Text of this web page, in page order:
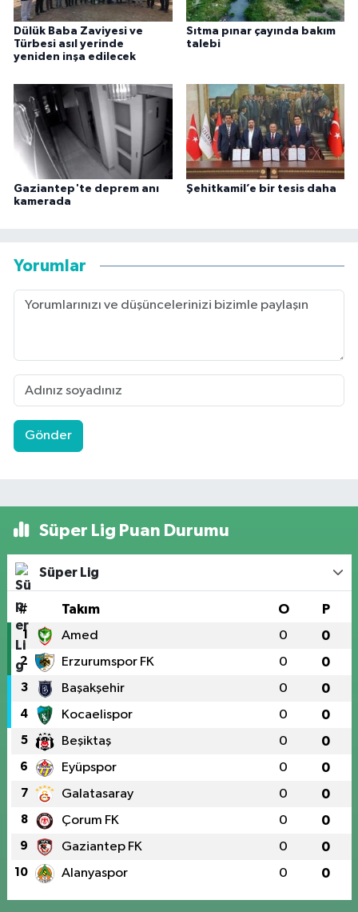
Dülük Baba Zaviyesi ve
Türbesi asıl yerinde
yeniden inşa edilecek
Sıtma pınar çayında bakım
talebi
Gaziantep'te deprem anı
kamerada
Şehitkamil’e bir tesis daha
Yorumlar
Gönder
Süper Lig Puan Durumu
Süper Lig
# Takım O P
1 Amed 0 0
2 Erzurumspor FK 0 0
3 Başakşehir 0 0
4 Kocaelispor 0 0
5 Beşiktaş 0 0
6 Eyüpspor 0 0
7 Galatasaray 0 0
8 Çorum FK 0 0
9 Gaziantep FK 0 0
10 Alanyaspor 0 0